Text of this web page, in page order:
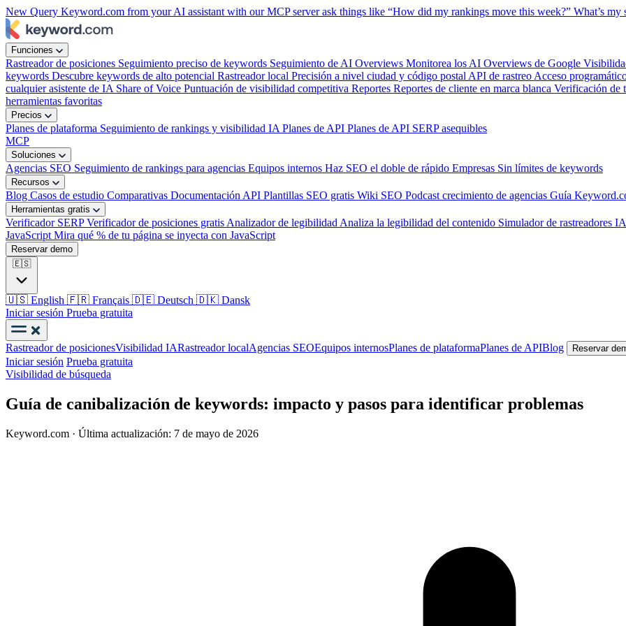
New Query Keyword.com from your AI assistant with our MCP server ask things like “How did my rankings move this week?” What’s my
Funciones
Rastreador de posiciones Seguimiento preciso de keywords Seguimiento de AI Overviews Monitorea los AI Overviews de Google
keywords Descubre keywords de alto potencial Rastreador local Precisión a nivel ciudad y código postal API de rastreo Acceso
cualquier asistente de IA Share of Voice Puntuación de visibilidad competitiva Reportes Reportes de cliente en marca blanca Verificación de
herramientas favoritas
Precios
Planes de plataforma Seguimiento de rankings y visibilidad IA Planes de API Planes de API SERP asequibles
MCP
Soluciones
Agencias SEO Seguimiento de rankings para agencias Equipos internos Haz SEO el doble de rápido Empresas Sin límites de keywords
Recursos
Blog Casos de estudio Comparativas Documentación API Plantillas SEO gratis Wiki SEO Podcast crecimiento de agencias Guía
Herramientas gratis
Verificador SERPVerificador de posiciones gratis Analizador de legibilidad Analiza la legibilidad del contenido Simulador de rastreadores
JavaScript Mira qué % de tu página se inyecta con JavaScript
Reservar demo
🇪🇸
🇺🇸 English 🇫🇷 Français 🇩🇪 Deutsch 🇩🇰 Dansk
Iniciar sesión Prueba gratuita
Rastreador de posicionesVisibilidad IARastreador localAgencias SEOEquipos internosPlanes de plataformaPlanes de APIBlog Reservar
Iniciar sesión Prueba gratuita
Visibilidad de búsqueda
Guía de canibalización de keywords: impacto y pasos para identificar problemas
Keyword.com · Última actualización: 7 de mayo de 2026